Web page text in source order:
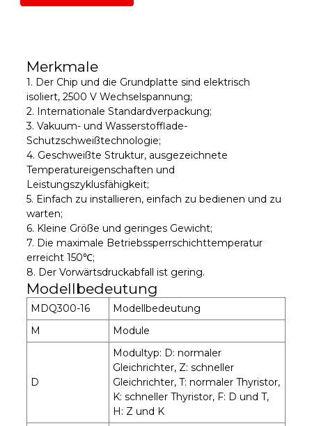
Merkmale
1. Der Chip und die Grundplatte sind elektrisch
isoliert, 2500 V Wechselspannung;
2. Internationale Standardverpackung;
3. Vakuum- und Wasserstofflade-
Schutzschweißtechnologie;
4. Geschweißte Struktur, ausgezeichnete
Temperatureigenschaften und
Leistungszyklusfähigkeit;
5. Einfach zu installieren, einfach zu bedienen und zu
warten;
6. Kleine Größe und geringes Gewicht;
7. Die maximale Betriebssperrschichttemperatur
erreicht 150℃;
8. Der Vorwärtsdruckabfall ist gering.
Modellbedeutung
MDQ300-16
Modellbedeutung
M
Module
D
Modultyp: D: normaler
Gleichrichter, Z: schneller
Gleichrichter, T: normaler Thyristor,
K: schneller Thyristor, F: D und T,
H: Z und K